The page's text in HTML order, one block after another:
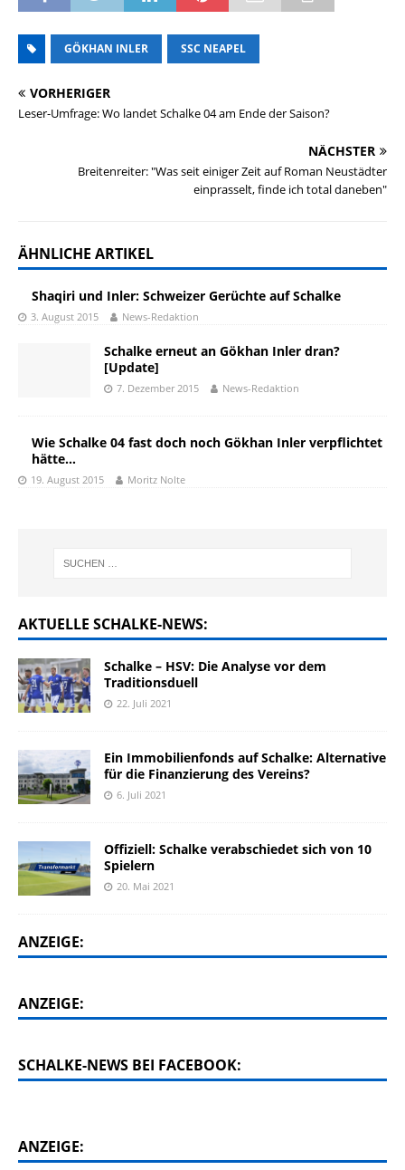
GÖKHAN INLER SSC NEAPEL
VORHERIGER
Leser-Umfrage: Wo landet Schalke 04 am Ende der Saison?
NÄCHSTER
Breitenreiter: "Was seit einiger Zeit auf Roman Neustädter
einprasselt, finde ich total daneben"
ÄHNLICHE ARTIKEL
Shaqiri und Inler: Schweizer Gerüchte auf Schalke
3. August 2015 News-Redaktion
Schalke erneut an Gökhan Inler dran?
[Update]
7. Dezember 2015 News-Redaktion
Wie Schalke 04 fast doch noch Gökhan Inler verpflichtet
hätte…
19. August 2015 Moritz Nolte
AKTUELLE SCHALKE-NEWS:
Schalke – HSV: Die Analyse vor dem
Traditionsduell
22. Juli 2021
Ein Immobilienfonds auf Schalke: Alternative
für die Finanzierung des Vereins?
6. Juli 2021
Offiziell: Schalke verabschiedet sich von 10
Spielern
20. Mai 2021
ANZEIGE:
ANZEIGE:
SCHALKE-NEWS BEI FACEBOOK:
ANZEIGE: